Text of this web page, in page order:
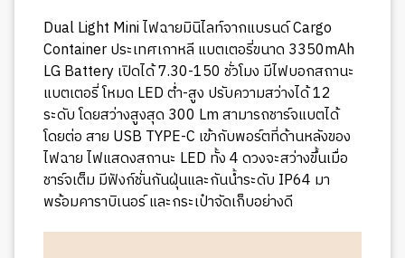
Dual Light Mini ไฟฉายมินิไลท์จากแบรนด์ Cargo
Container ประเทศเกาหลี แบตเตอรี่ขนาด 3350mAh
LG Battery เปิดได้ 7.30-150 ชั่วโมง มีไฟบอกสถานะ
แบตเตอรี่ โหมด LED ต่ำ-สูง ปรับความสว่างได้ 12
ระดับ โดยสว่างสูงสุด 300 Lm สามารถชาร์จแบตได้
โดยต่อ สาย USB TYPE-C เข้ากับพอร์ตที่ด้านหลังของ
ไฟฉาย ไฟแสดงสถานะ LED ทั้ง 4 ดวงจะสว่างขึ้นเมื่อ
ชาร์จเต็ม มีฟังก์ชั่นกันฝุ่นและกันน้ำระดับ IP64 มา
พร้อมคาราบิเนอร์ และกระเป๋าจัดเก็บอย่างดี